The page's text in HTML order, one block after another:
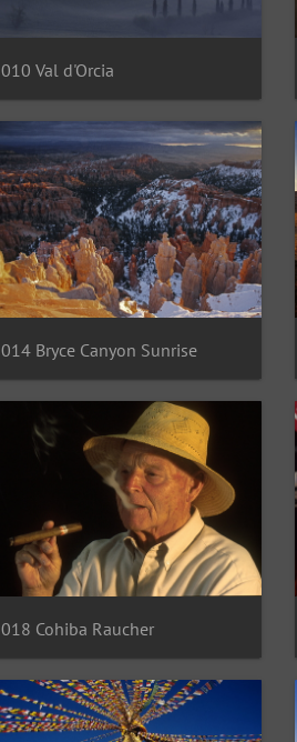
010 Val d'Orcia
014 Bryce Canyon Sunrise
018 Cohiba Raucher